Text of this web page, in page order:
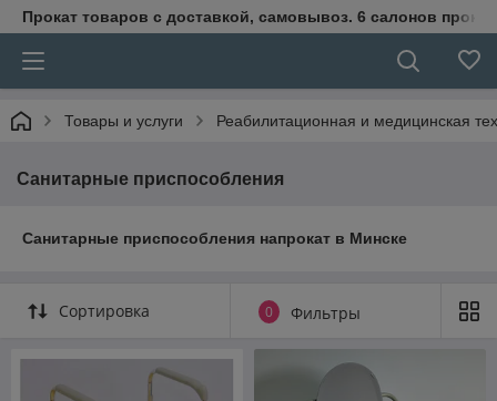
Прокат товаров с доставкой, самовывоз. 6 салонов
Товары и услуги Реабилитационная и медицинская
Санитарные приспособления
Санитарные приспособления напрокат в Минске
Сортировка 0 Фильтры